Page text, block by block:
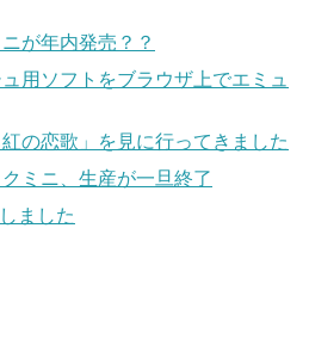
が年内発売？？
用ソフトをブラウザ上でエミュ
の恋歌」を見に行ってきました
ミニ、生産が一旦終了
ました